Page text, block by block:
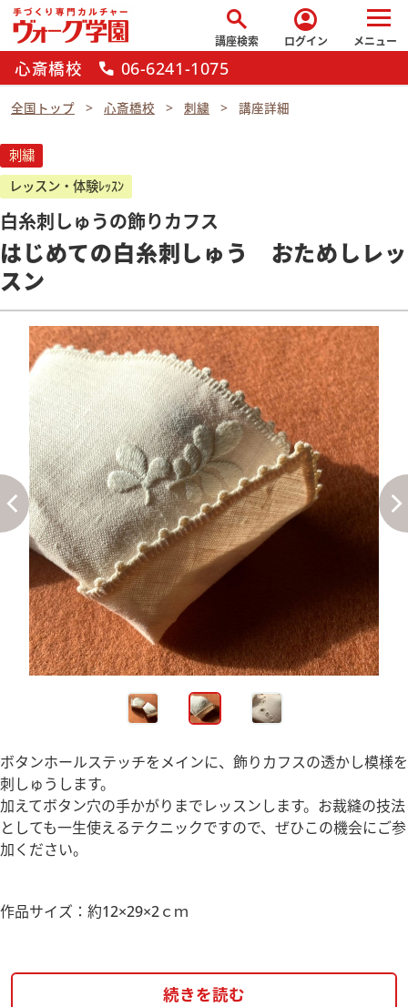
search
講座検索
account_circle
ログイン メニュー
心斎橋校 call 06-6241-1075
全国トップ 心斎橋校 刺繍 講座詳細
刺繍
レッスン・体験ﾚｯｽﾝ
白糸刺しゅうの飾りカフス
はじめての白糸刺しゅう おためしレッ
スン
ボタンホールステッチをメインに、飾りカフスの透かし模様を
刺しゅうします。
加えてボタン穴の手かがりまでレッスンします。お裁縫の技法
としても一生使えるテクニックですので、ぜひこの機会にご参
加ください。
作品サイズ：約12×29×2ｃｍ
続きを読む